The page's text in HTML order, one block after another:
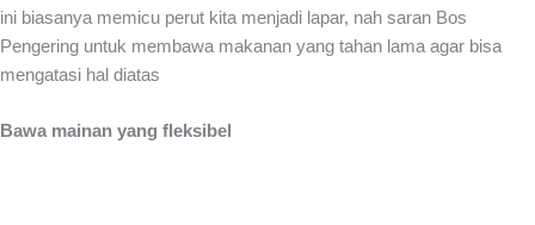
ini biasanya memicu perut kita menjadi lapar, nah saran Bos
Pengering untuk membawa makanan yang tahan lama agar bisa
mengatasi hal diatas
Bawa mainan yang fleksibel